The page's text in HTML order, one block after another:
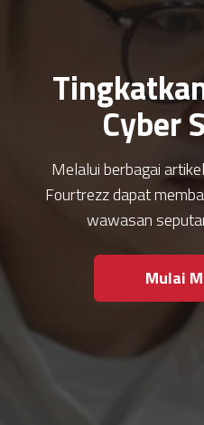
Cyber
Melalui berbagai
Fourtrezz dapat
wawasan
Mulai